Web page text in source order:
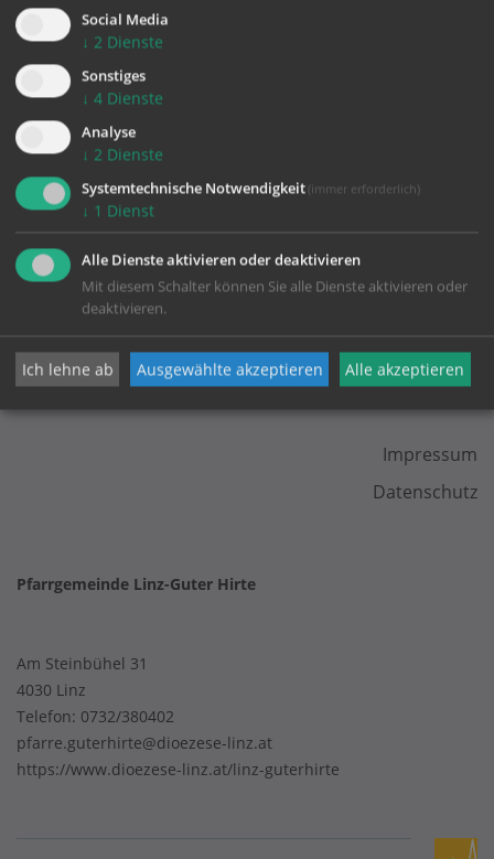
Bitte akzeptieren Sie
die Seite neu
KONTAKT
Impressum
Datenschutz
Pfarrgemeinde Linz-Guter Hirte
Am Steinbühel 31
4030 Linz
Telefon: 0732/380402
pfarre.guterhirte@dioezese-linz.at
https://www.dioezese-linz.at/linz-guterhirte
Social Media
↓ 2 Dienste
Sonstiges
↓ 4 Dienste
Analyse
↓ 2 Dienste
Systemtechnische Notwendigkeit (immer erforderlich)
↓ 1 Dienst
Alle Dienste aktivieren oder deaktivieren
Mit diesem Schalter können Sie alle Dienste aktivieren oder
deaktivieren.
Ich lehne ab Ausgewählte akzeptieren Alle akzeptieren